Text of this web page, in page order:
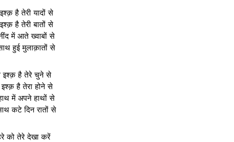
है तेरी यादों से
है तेरी बातों से
में आते ख्वाबों से
हुई मुलाक़ातों से
इश्क़ है तेरे चुने से
है तेरा होने से
में अपने हाथों से
कटे दिन रातों से
को तेरे देखा करें